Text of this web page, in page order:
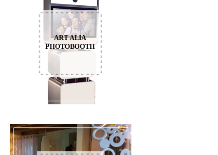
ART ALIA
PHOTOBOOTH